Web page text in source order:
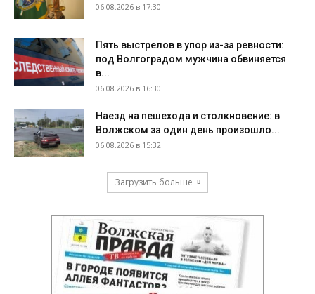
06.08.2026 в 17:30
Пять выстрелов в упор из-за ревности:
под Волгоградом мужчина обвиняется
в...
06.08.2026 в 16:30
Наезд на пешехода и столкновение: в
Волжском за один день произошло...
06.08.2026 в 15:32
Загрузить больше